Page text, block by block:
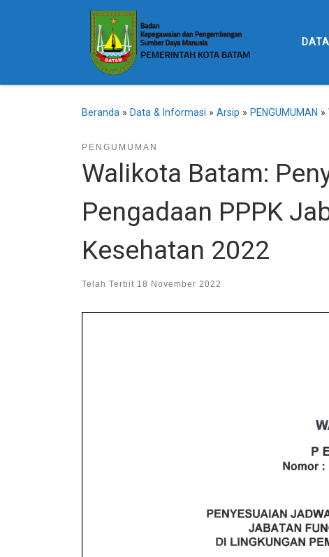
Beranda » Data & Informasi » Arsip » PENGUMUMAN »
PENGUMUMAN
Walikota Batam:
Pengadaan PPPK
Kesehatan 2022
Telah Terbit 18 November 2022